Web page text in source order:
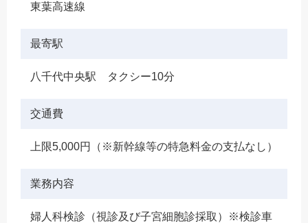
東葉高速線
最寄駅
八千代中央駅 タクシー10分
交通費
上限5,000円（※新幹線等の特急料金の支払なし）
業務内容
婦人科検診（視診及び子宮細胞診採取）※検診車